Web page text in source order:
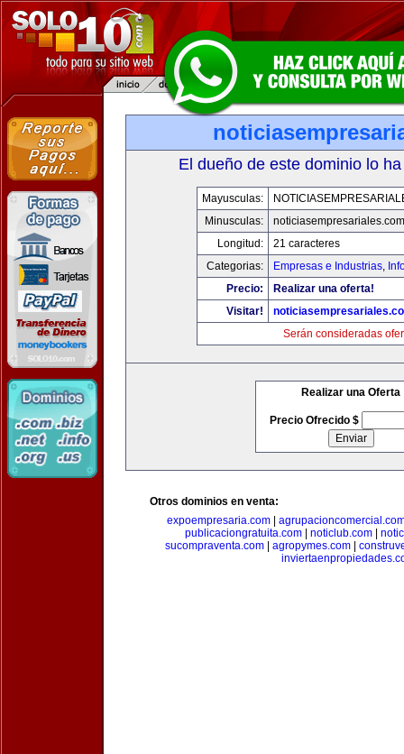
El dueño de este dominio lo
Mayusculas:
Minusculas:
noticiasempresariales.com
Longitud:
21 caracteres
Categorias:
Empresas e Industrias,
Precio:
Realizar una oferta!
Visitar!
Serán consideradas
Realizar una Oferta
Precio Ofrecido $
Otros dominios en venta:
expoempresaria.com|
publicaciongratuita.com| noticlub.com|
sucompraventa.com
agropymes.com